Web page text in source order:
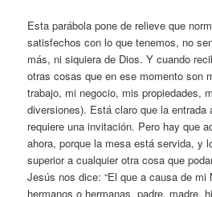
Esta parábola pone de relieve que
satisfechos con lo que tenemos, no
más, ni siquiera de Dios. Y cuando
otras cosas que en ese momento son
trabajo, mi negocio, mis propiedades,
diversiones). Está claro que la entrada
requiere una invitación. Pero hay que
ahora, porque la mesa está servida, y
superior a cualquier otra cosa que
Jesús nos dice: “El que a causa de mi
hermanos o hermanas, padre, madre,